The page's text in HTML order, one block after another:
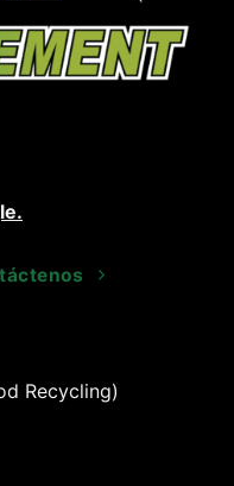
.
Recycling)